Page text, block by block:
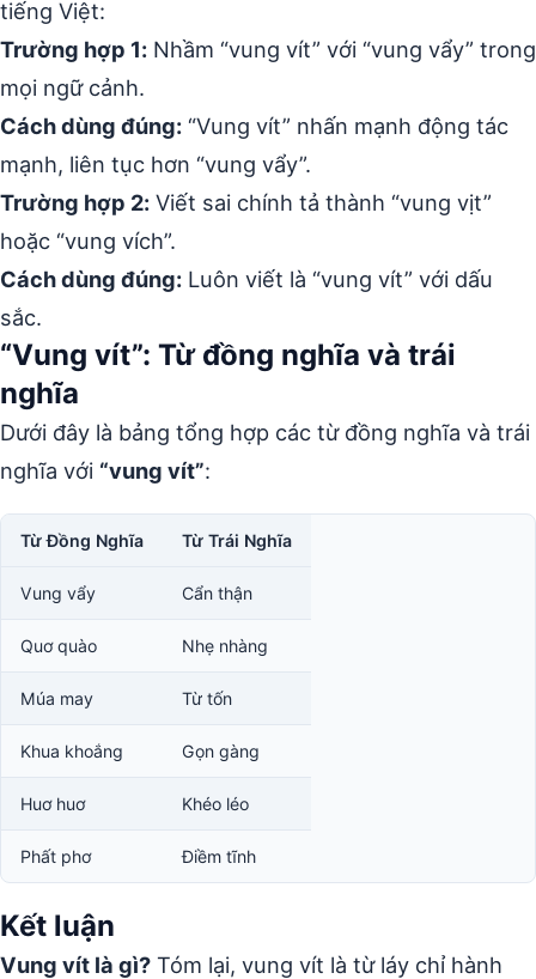
tiếng Việt:
Trường hợp 1: Nhầm “vung vít” với “vung vẩy” trong
mọi ngữ cảnh.
Cách dùng đúng: “Vung vít” nhấn mạnh động tác
mạnh, liên tục hơn “vung vẩy”.
Trường hợp 2: Viết sai chính tả thành “vung vịt”
hoặc “vung vích”.
Cách dùng đúng: Luôn viết là “vung vít” với dấu
sắc.
“Vung vít”: Từ đồng nghĩa và trái
nghĩa
Dưới đây là bảng tổng hợp các từ đồng nghĩa và trái
nghĩa với “vung vít”:
Từ Đồng Nghĩa Từ Trái Nghĩa
Vung vẩy Cẩn thận
Quơ quào Nhẹ nhàng
Múa may Từ tốn
Khua khoắng Gọn gàng
Huơ huơ Khéo léo
Phất phơ Điềm tĩnh
Kết luận
Vung vít là gì? Tóm lại, vung vít là từ láy chỉ hành